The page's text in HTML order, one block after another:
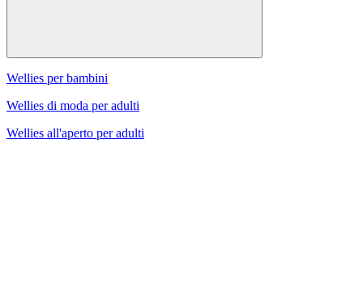
Wellies per bambini
Wellies di moda per adulti
Wellies all'aperto per adulti